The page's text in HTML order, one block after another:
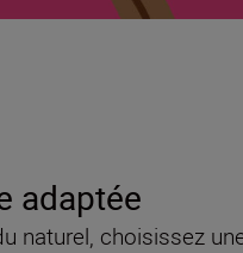
adaptée
naturel, choisissez